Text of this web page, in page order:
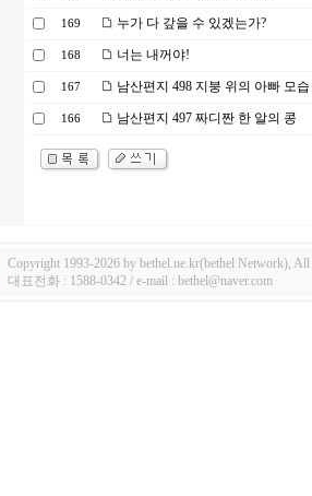
169 누가 다 갚을 수 있겠는가?
168 너는 내꺼야!
167 남산편지 498 지붕 위의 아빠 모습
166 남산편지 497 짜디짠 한 알의 콩
Copyright 1993-2026 by bethel.ne.kr(bethel Network), All
대표전화 : 1588-0342 / e-mail : bethel@naver.com